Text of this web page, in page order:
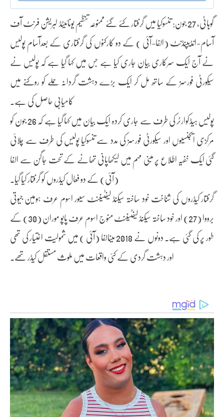
گوہاٹی، 27 جون: تنسوکیا میں گرفتار کئے گئے ممنوعہ تنظیم یونائیٹڈ لبریشن فرنٹ آف
آسام-انڈیپنڈنٹ (الفا-آئی ) کے دو کارکنوں کی گرفتاری کے بعدآسام پولیس
نے آج ایک سرکاری بیان جاری کیا ہے جس میں کہا گیا ہے کہ پولیس نے
سیکورٹی فورسز کے ساتھ مل کر ایک بڑے دہشت گردانہ حملے کو روکنے میں
کامیابی حاصل کی ہے۔
پولیس ہیڈکوارٹر کی طرف سے جاری کردہ ایک بیان میں کہا گیا ہے کہ 26 جون کو
مرکزی ایجنسیوں اور سیکورٹی فورسز کی مدد سے تنسوکیا پولیس کی طرف سے چلائی
گئی ایک خفیہ اطلاع پر مبنی مہم میں لیکھاپانی تھانے کے تحت جاگن سے الفا
(آئی) کے دو فعال کیڈروں کو گرفتار کیا گیا۔
گرفتار کیڈروں کی شناخت خود ساختہ سیکنڈ لیفٹیننٹ سیور اسوم عرف ہومین جیوتی
برووا (27) اور خود ساختہ سیکنڈ لیفٹیننٹ منوج اسوم عرف پاپو موران (30) کے
طور پر کی گئی ہے۔ دونوں نے 2018 میںالفا (آئی ) میں شمولیت اختیار کی تھی
اور دہشت گردی کے کئی واقعات میں ملوث مستقل کیڈر تھے۔